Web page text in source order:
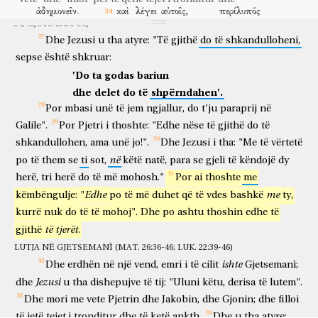
ἀδημονεῖν.
për të pasur ankth
καὶ λέγει αὐτοῖς, περίλυπός
ἡ ψυχή
shpirti
μου θανάτου;
vdekje
μείνατε
rrini
ὧδε
këtu
καὶ
dhe
γρηγορεῖτε.
rrini zgjuar
καὶ προελθὼν
kur parapriu
μικρὸν,
pak binte
ἵνα,
që
εἰ
nëse
δυνατόν
e mundur
ἐστιν,
është të shkojë tej
ora
καὶ
dhe
ἔλεγεν,
thoshte
Ἀββά,
o Abba
ὁ Πατήρ,
o Atë
πάντα
të gjitha
δυνατά
të mundshme
σοι;
ty
παρένεγκε
hiq tutje
τὸ ποτήριον
kupën
τοῦτο
këtë
ἀπ’
nga
ἐμοῦ;
unë
ἀλλ’
porse
οὐ
jo
τί
çfarë unë
θέλω,
dua
ἀλλὰ τί
çfarë
σύ. καὶ
dhe
ἔρχεται καὶ
dhe
εὑρίσκει
gjen
αὐτοὺς
ata
καθεύδοντας;
duke fjetur
καὶ
dhe
λέγει
thotë
τῷ Πέτρῳ,
Pjetrit
Σίμων,
o Simon
καθεύδεις?
fle
οὐκ
nuk
ἴσχυσας
munde
μίαν
një orë
γρηγορῆσαι?
për të ndenjur zgjuar rrini zgjuar
καὶ
dhe lutuni
ἵνα
që
μὴ
mos
ἔλθητε
të vini
εἰς
në
πειρασμόν.
tundim
ἀσθενής.
i dobët
καὶ
dhe
πάλιν
përsëri
ἀπελθὼν,
duke shkuar
προσηύξατο
u lut
τὸν
të njëjtën
λόγον
fjalë
εἰπών.
duke thënë dhe
πάλιν
përsëri
ἐλθὼν,
duke ardhur
εὗρεν
gjeti
αὐτοὺς
ata
καθεύδοντας,
duke fjetur
ἦσαν
ishin
γὰρ
sepse
αὐτῶν
e tyre
οἱ ὀφθαλμοὶ
sytë
καταβαρυνόμενοι,
duke qenë rënduar
JEZUSI PARATHOTË MOHIMIN E PJETRIT (MAT. 26:31-35; LUK. 22:31-
34; GJON. 13:36-38)
Dhe Jezusi u tha atyre: "Të gjithë do të shkandulloheni,
sepse është shkruar:
'Do ta godas bariun
dhe delet do të shpërndahen'.
Por mbasi unë të jem ngjallur, do t'ju paraprij në
Galile".
Por Pjetri i thoshte: "Edhe nëse të gjithë do të
shkandullohen, ama unë jo!". Dhe Jezusi i tha: "Me të vërtetë
po të them se ti sot, në këtë natë, para se gjeli të këndojë dy
herë, tri herë do të më mohosh." Por ai thoshte me
këmbëngulje: "Edhe po të më duhet që të vdes bashkë me ty,
kurrë nuk do të të mohoj". Dhe po ashtu thoshin edhe të
gjithë të tjerët.
LUTJA NË GJETSEMANÌ (MAT. 26:36-46; LUK. 22:39-46)
Dhe erdhën në një vend, emri i të cilit ishte Gjetsemanì;
dhe Jezusi u tha dishepujve të tij: "Uluni këtu, derisa të lutem".
Dhe mori me vete Pjetrin dhe Jakobin, dhe Gjonin; dhe filloi